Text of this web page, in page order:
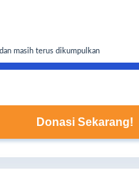
dan masih terus dikumpulkan
Donasi Sekarang!